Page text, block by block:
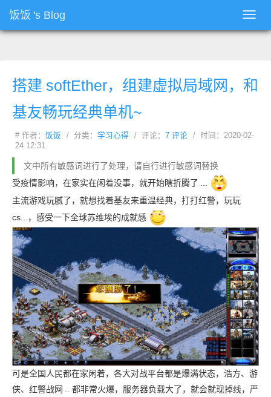
饭饭 's Blog
搭建 softEther，组建虚拟局域网，和
基友畅玩经典单机~
# 作者： 饭饭 / 分类： 学习心得 / 评论： 7 评论
/ 时间：2020-02-
24 12:31
文中所有敏感词进行了处理，请自行进行敏感词替换
受疫情影响，在家实在闲着没事，就开始瞎折腾了
主流游戏玩腻了，就想找着基友来重温经典，打打红警，玩玩
cs...，感受一下全球苏维埃的成就感
可是全国人民都在家闲着，各大对战平台都是爆满状态，浩方、游
侠、红警战网 .. 都非常火爆，服务器负载大了，就会就现掉线，严